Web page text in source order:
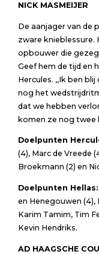
NICK MASMEIJER
De aanjager van de
zware knieblessure.
opbouwer die
Geef hem de tijd en
Hercules. ,,Ik ben
nog het
dat we hebben
komen ze nog twee
Doelpunten
(4), Marc de Vreede
Broekmann (2) en
Doelpunten Hellas:
en Henegouwen (4),
Karim Tamim, Tim
Kevin Hendriks.
AD HAAGSCHE